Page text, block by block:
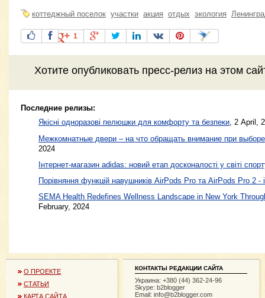
коттеджный поселок участки акция отдых экология
1
Хотите опубликовать пресс-релизна этом
Последние релизы:
Якісні одноразові пелюшки для комфорту та безпеки, 2 April,
Межкомнатные двери – на что обращать внимание при
2024
Інтернет-магазин adidas: новий етап досконалості у світі
Порівняння функцій навушників AirPods Pro та AirPods Pro 2 -
SEMA Health Redefines Wellness Landscape in New York
February, 2024
О ПРОЕКТЕ
СТАТЬИ
КАРТА САЙТА
КОНТАКТЫ РЕДАКЦИИ САЙТА
Украина: +380 (44) 362-24-96
Skype: b2blogger
Email: info@b2blogger.com